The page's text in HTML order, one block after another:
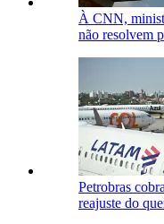
À CNN,
não resolvem
Petrobras
reajuste do